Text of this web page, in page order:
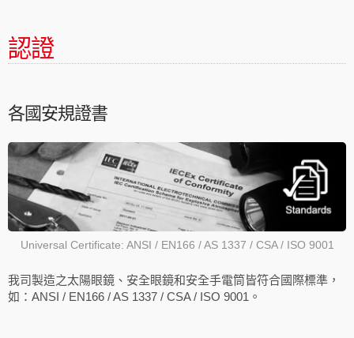
認證
各國安規證書
Universal Certificate: ANSI / EN166 / AS 1337 / CSA / ISO 9001
我司製造之太陽眼鏡、安全眼鏡和安全手電筒皆符合國際標準，
如：ANSI / EN166 / AS 1337 / CSA / ISO 9001。